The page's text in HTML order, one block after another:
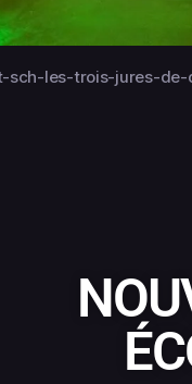
sch-les-trois-jures-